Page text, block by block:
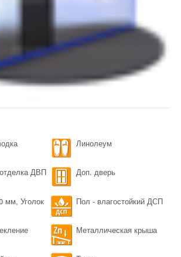
Линолеум
ДВП Доп. дверь
мм, Уголок Пол - влагостойкий ДСП
Металлическая крыша